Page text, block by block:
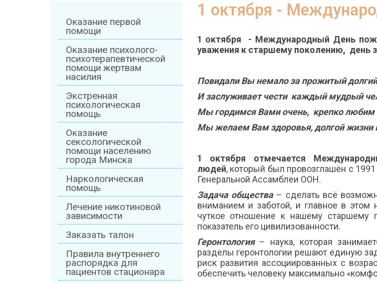
1 октября -
1 октября - Международный День
уважения к старшему поколению, день
Повидали Вы немало за прожитый
И заслуживает чести каждый мудрый
Мы гордимся Вами очень, крепко любим
Мы желаем Вам здоровья, долгой жизни
1 октября
отмечается
людей, который был провозглашён с
Генеральной Ассамблеи ООН.
Задача общества– сделать всё
вниманием и заботой, и главное в
чуткое отношение к нашему
показатель его цивилизованности.
Геронтология– наука, которая
разделы геронтологии решают единую
риск развития ассоциированных с
обеспечить человеку максимально
Оказание первой
помощи
Оказание психолого-
психотерапевтической
помощи жертвам
насилия
Экстренная
психологическая
помощь
Оказание
сексологической
помощи населению
города Минска
Наркологическая
помощь
Лечение никотиновой
зависимости
Заказать талон
Правила внутреннего
распорядка для
пациентов стационара